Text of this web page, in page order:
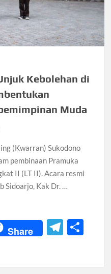
Kebolehan di
Muda
(Kwarran) Sukodono
pembinaan Pramuka
II (LT II). Acara resmi
Sidoarjo, Kak Dr. …
Share
T